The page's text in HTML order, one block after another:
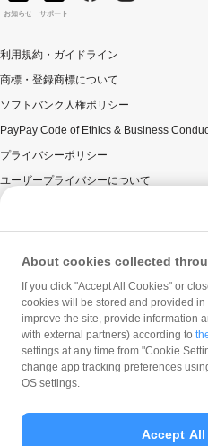
お知らせ サポート
利用規約・ガイドライン
商標・登録商標について
ソフトバンク人権ポリシー
PayPay Code of Ethics & Business
プライバシーポリシー
ユーザープライバシーについて
ウェブサイト利用規約
反社会的勢力に対する方針
勧誘方針
マネロン等基本方針
カスタマーハラスメントに関する当社の考
About cookies collected
If you click "Accept All Cookies" or
cookies will be stored and provided
improve the site, provide information
with external partners) according to
settings at any time from "Cookie
change app tracking preferences
OS settings.
Accept All